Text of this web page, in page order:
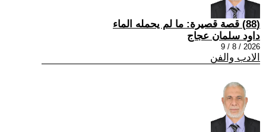
(88) قصة قصيرة: ما لم يحمله الماء
داود سلمان عجاج
2026 / 8 / 9
الادب والفن